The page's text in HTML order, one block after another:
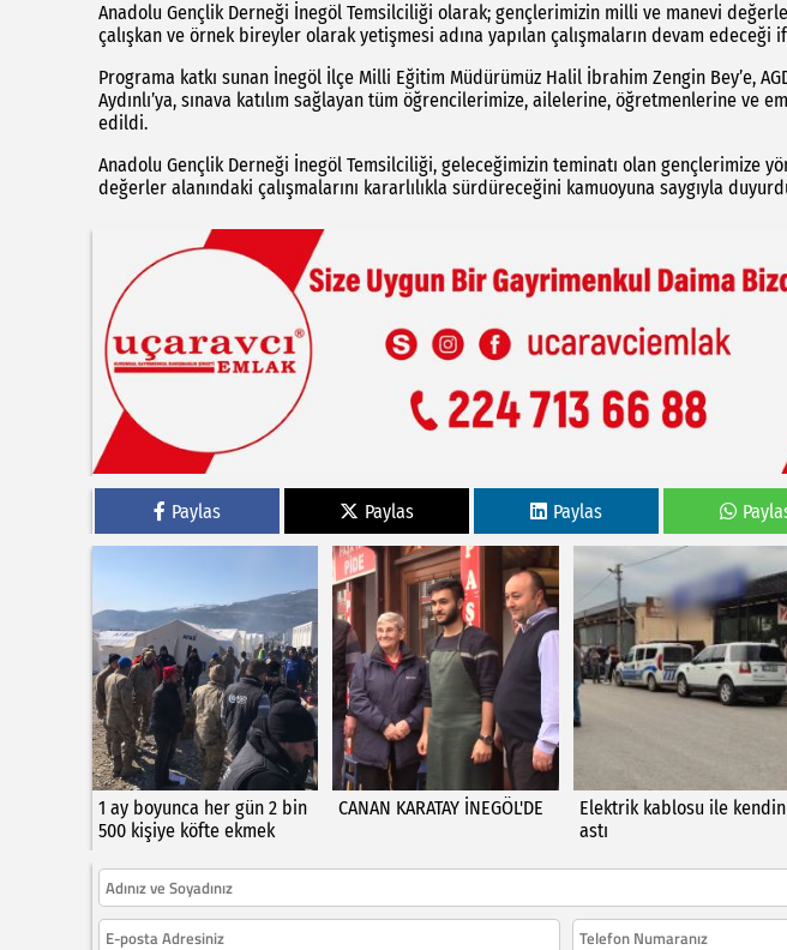
Anadolu Gençlik Derneği İnegöl Temsilciliği olarak; gençlerimizin milli ve manevi
çalışkan ve örnek bireyler olarak yetişmesi adına yapılan çalışmaların devam edeceği
Programa katkı sunan İnegöl İlçe Milli Eğitim Müdürümüz Halil İbrahim Zengin Bey’e,
Aydınlı’ya, sınava katılım sağlayan tüm öğrencilerimize, ailelerine, öğretmenlerine ve
edildi.
Anadolu Gençlik Derneği İnegöl Temsilciliği, geleceğimizin teminatı olan gençlerimize
değerler alanındaki çalışmalarını kararlılıkla sürdüreceğini kamuoyuna saygıyla
Paylas Paylas Paylas
1 ay boyunca her gün 2 bin
500 kişiye köfte ekmek
CANAN KARATAY İNEGÖL'DE
Elektrik kablosu ile
astı